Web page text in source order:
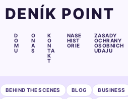
DENÍK POINT
D
O
M
U
O
N
A
S
K
O
N
TA
K
T
NASE
HIST
ORIE
ZASADY
OCHRANY
OSOBNICH
UDAJU
BEHIND THE SCENES BLOG BUSINESS